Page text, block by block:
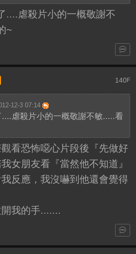
....虐殺片小的一概敬謝不
~
140F
12-3 07:14
虐殺片小的一概敬謝不敏.....看
看恐怖噁心片段後『先做好
女朋友看『當然他不知道』
反應，我沒嚇到他還會覺得
我的手.......